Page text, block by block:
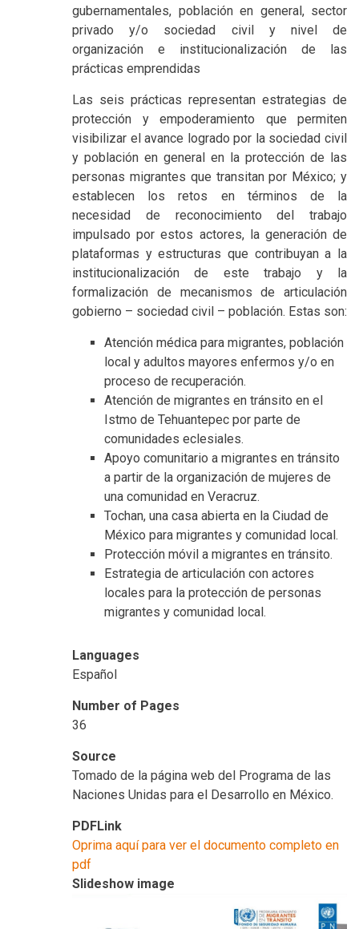
gubernamentales, población en general, sector
privado y/o sociedad civil y nivel de
organización e institucionalización de las
prácticas emprendidas
Las seis prácticas representan estrategias de
protección y empoderamiento que permiten
visibilizar el avance logrado por la sociedad civil
y población en general en la protección de las
personas migrantes que transitan por México; y
establecen los retos en términos de la
necesidad de reconocimiento del trabajo
impulsado por estos actores, la generación de
plataformas y estructuras que contribuyan a la
institucionalización de este trabajo y la
formalización de mecanismos de articulación
gobierno – sociedad civil – población. Estas son:
Atención médica para migrantes, población
local y adultos mayores enfermos y/o en
proceso de recuperación.
Atención de migrantes en tránsito en el
Istmo de Tehuantepec por parte de
comunidades eclesiales.
Apoyo comunitario a migrantes en tránsito
a partir de la organización de mujeres de
una comunidad en Veracruz.
Tochan, una casa abierta en la Ciudad de
México para migrantes y comunidad local.
Protección móvil a migrantes en tránsito.
Estrategia de articulación con actores
locales para la protección de personas
migrantes y comunidad local.
Languages
Español
Number of Pages
36
Source
Tomado de la página web del Programa de las
Naciones Unidas para el Desarrollo en México.
PDFLink
Oprima aquí para ver el documento completo en
pdf
Slideshow image